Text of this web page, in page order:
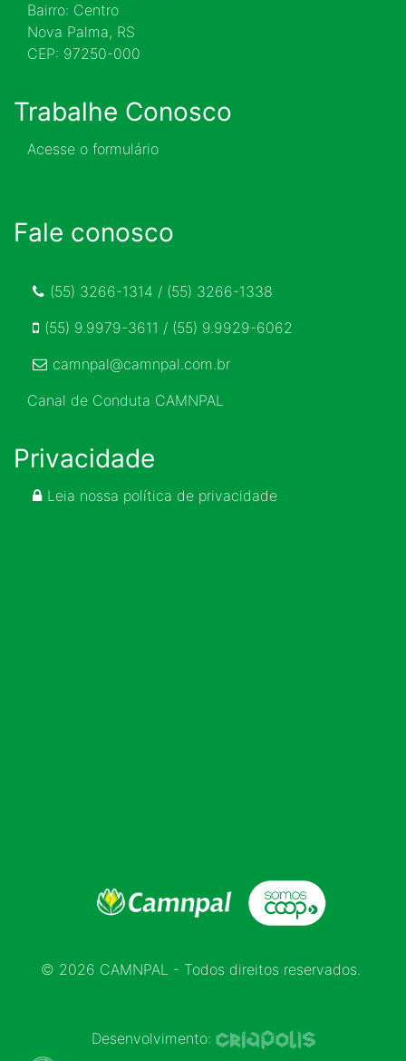
Bairro: Centro
Nova Palma, RS
CEP: 97250-000
Trabalhe Conosco
Acesse o formulário
Fale conosco
(55) 3266-1314 / (55) 3266-1338
(55) 9.9979-3611 / (55) 9.9929-6062
camnpal@camnpal.com.br
Canal de Conduta CAMNPAL
Privacidade
Leia nossa política de privacidade
© 2026 CAMNPAL - Todos direitos reservados.
Desenvolvimento: